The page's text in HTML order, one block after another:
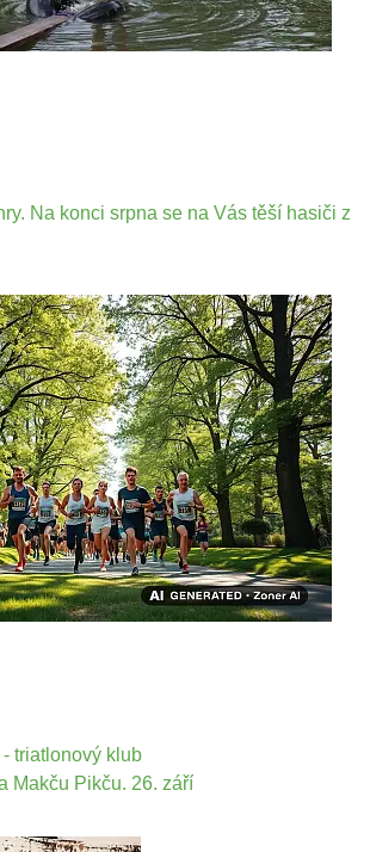
Na konci srpna se na Vás těší hasiči z
triatlonový klub
Makču Pikču. 26. září